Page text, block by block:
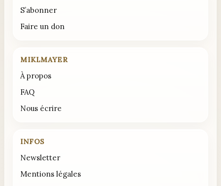
S’abonner
Faire un don
MIKLMAYER
À propos
FAQ
Nous écrire
INFOS
Newsletter
Mentions légales